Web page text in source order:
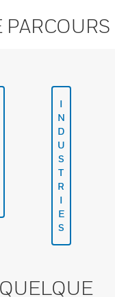
PARCOURS
I
N
D
U
S
T
R
I
E
S